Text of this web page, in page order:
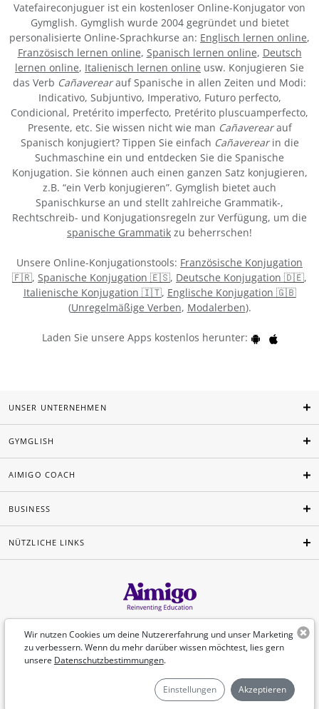
Vatefaireconjuguer ist ein kostenloser Online-Konjugator von
Gymglish. Gymglish wurde 2004 gegründet und bietet
personalisierte Online-Sprachkurse an: Englisch lernen online,
Französisch lernen online, Spanisch lernen online, Deutsch
lernen online, Italienisch lernen online usw. Konjugieren Sie
das Verb Cañaverearauf Spanische in allen Zeiten und Modi:
Indicativo, Subjuntivo, Imperativo, Futuro perfecto,
Condicional, Pretérito imperfecto, Pretérito pluscuamperfecto,
Presente, etc. Sie wissen nicht wie man Cañaverearauf
Spanisch konjugiert? Tippen Sie einfach Cañaverearin die
Suchmaschine ein und entdecken Sie die Spanische
Konjugation. Sie können auch einen ganzen Satz konjugieren,
z.B. “ein Verb konjugieren”. Gymglish bietet auch
Spanischkurse an und stellt zahlreiche Grammatik-,
Rechtschreib- und Konjugationsregeln zur Verfügung, um die
spanische Grammatik zu beherrschen!
Unsere Online-Konjugationstools: Französische Konjugation
🇫🇷, Spanische Konjugation 🇪🇸, Deutsche Konjugation 🇩🇪,
Italienische Konjugation 🇮🇹, Englische Konjugation 🇬🇧
(Unregelmäßige Verben, Modalerben).
Laden Sie unsere Apps kostenlos herunter:
Wir nutzen Cookies um deine Nutzererfahrung und unser Marketing
zu verbessern. Wenn du mehr darüber wissen möchtest, lies gern
unsere Datenschutzbestimmungen.
Einstellungen Akzeptieren
UNSER UNTERNEHMEN
GYMGLISH
AIMIGO COACH
BUSINESS
NÜTZLICHE LINKS
Deutsch
©Aimigo 2026